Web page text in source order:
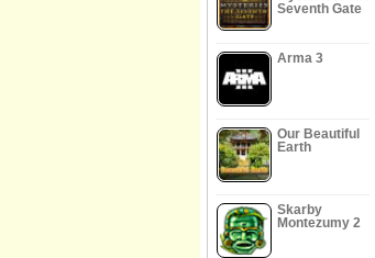
Seventh Gate
Arma 3
Our Beautiful
Earth
Skarby
Montezumy 2